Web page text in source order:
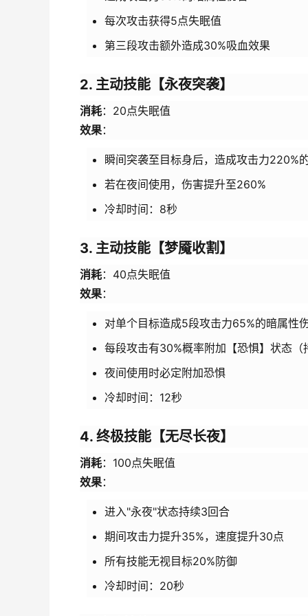
每次攻击获得5点失眠值
第三段攻击额外造成30%吸血效果
2. 主动技能【永夜突袭】
消耗：20点失眠值
效果：
瞬间突袭至目标身后，造成攻击力220%
若在夜间使用，伤害提升至260%
冷却时间：8秒
3. 主动技能【梦魇收割】
消耗：40点失眠值
效果：
对单个目标造成5段攻击力65%的暗属性
每段攻击有30%概率附加【恐惧】状态（
夜间使用时必定附加恐惧
冷却时间：12秒
4. 终极技能【无尽长夜】
消耗：100点失眠值
效果：
进入"永夜"状态持续3回合
期间攻击力提升35%，速度提升30点
所有技能无视目标20%防御
冷却时间：20秒